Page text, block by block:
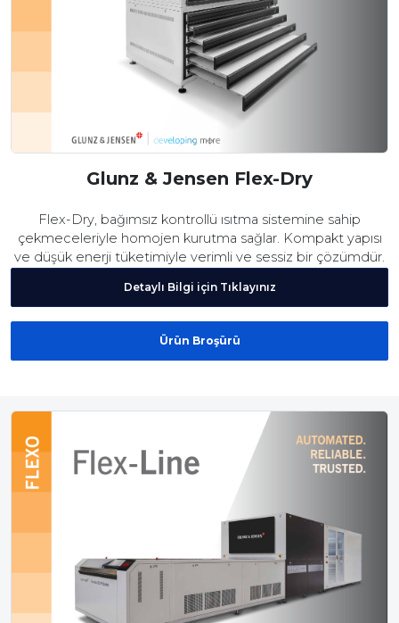
Glunz & Jensen Flex-Dry
Flex-Dry, bağımsız kontrollü ısıtma sistemine sahip
çekmeceleriyle homojen kurutma sağlar. Kompakt yapısı
ve düşük enerji tüketimiyle verimli ve sessiz bir çözümdür.
Detaylı Bilgi için Tıklayınız
Ürün Broşürü